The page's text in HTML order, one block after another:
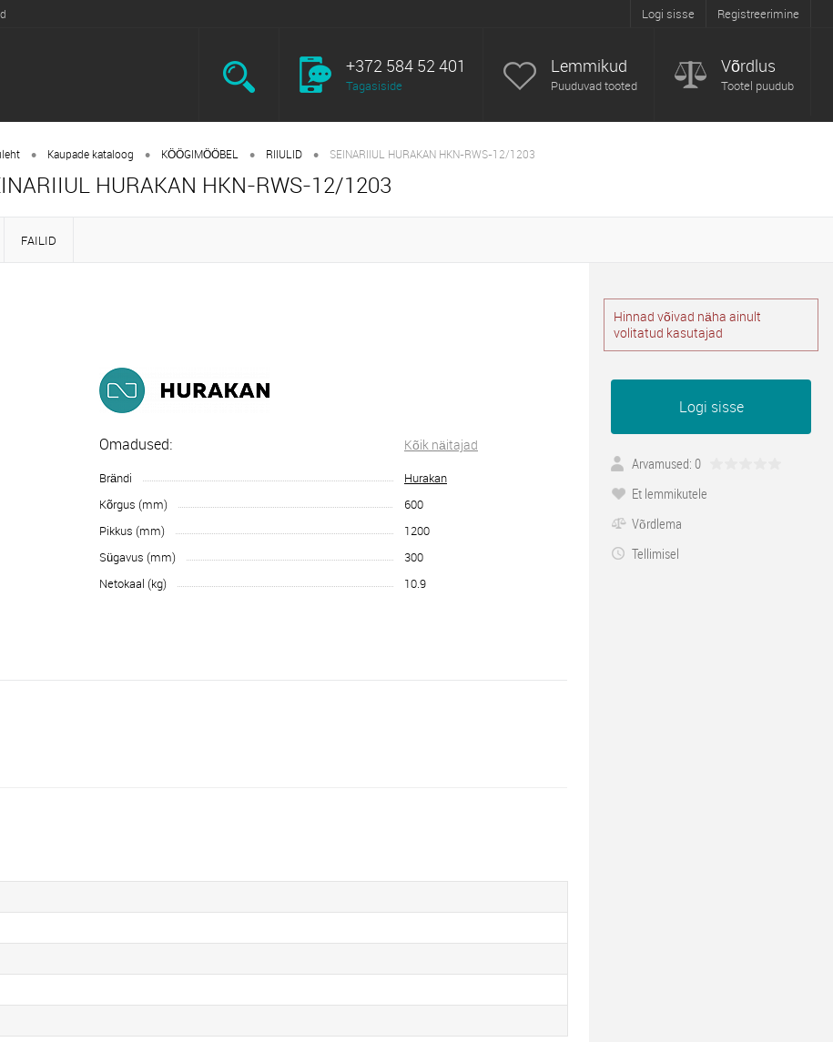
Logi sisse Registreerimine
+372 584 52 401
Tagasiside
Lemmikud
Puuduvad tooted
Võrdlus
Tootel puudub
• Kaupade kataloog • KÖÖGIMÖÖBEL • RIIULID • SEINARIIUL HURAKAN HKN-RWS-12/1203
HURAKAN HKN-RWS-12/1203
FAILID
Omadused: Kõik näitajad
Brändi
Hurakan
Kõrgus (mm)
600
Pikkus (mm)
1200
Sügavus (mm)
300
Netokaal (kg)
10.9
Hinnad võivad näha ainult
volitatud kasutajad
Logi sisse
Arvamused: 0
Et lemmikutele
Võrdlema
Tellimisel